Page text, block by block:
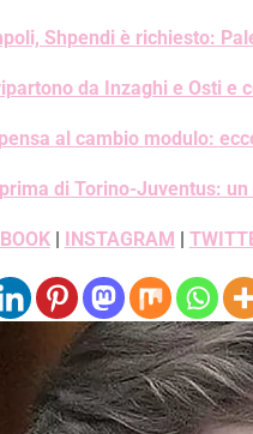
Shpendi è richiesto:
da Inzaghi e Osti e
al cambio modulo:
di Torino-Juventus:
| INSTAGRAM |